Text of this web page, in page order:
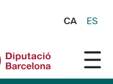
CA ES